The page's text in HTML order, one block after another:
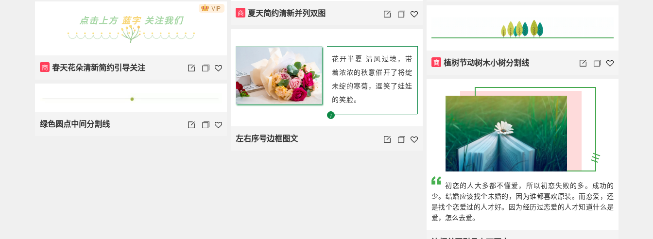
商 夏天简约清新并列双图
点击上方 蓝字 关注我们
商 春天花朵清新简约引导关注
VIP
商 植树节动树木小树分割线
花开半夏 清风过境，带
着浓浓的秋意催开了将绽
未绽的寒菊，逗笑了娃娃
的笑脸。
1
左右序号边框图文
初恋的人大多都不懂爱，所以初恋失败的多。成功的
少。结婚应该找个未婚的，因为谁都喜欢原装。而恋爱，还
是找个恋爱过的人才好。因为经历过恋爱的人才知道什么是
爱，怎么去爱。
绿色圆点中间分割线